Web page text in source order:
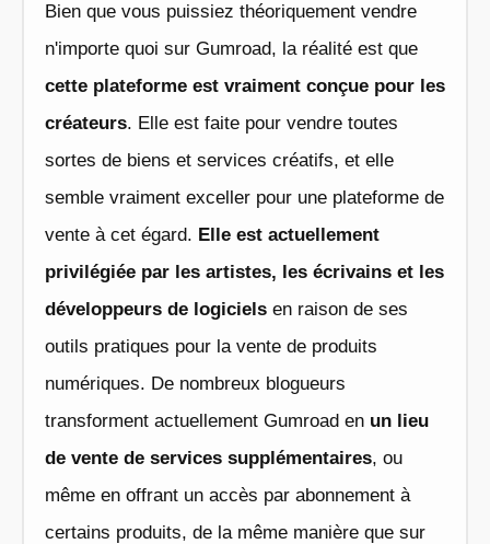
Bien que vous puissiez théoriquement vendre
n'importe quoi sur Gumroad, la réalité est que
cette plateforme est vraiment conçue pour les
créateurs. Elle est faite pour vendre toutes
sortes de biens et services créatifs, et elle
semble vraiment exceller pour une plateforme de
vente à cet égard. Elle est actuellement
privilégiée par les artistes, les écrivains et les
développeurs de logiciels en raison de ses
outils pratiques pour la vente de produits
numériques. De nombreux blogueurs
transforment actuellement Gumroad en un lieu
de vente de services supplémentaires, ou
même en offrant un accès par abonnement à
certains produits, de la même manière que sur